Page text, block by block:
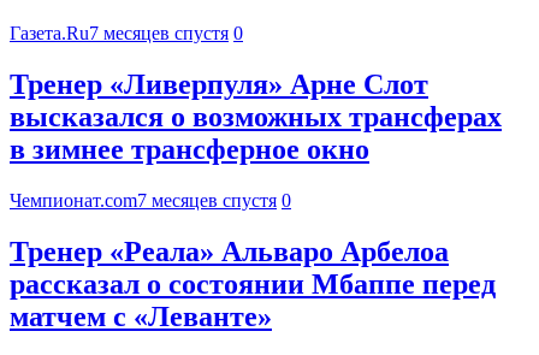
Газета.Ru7 месяцев спустя 0
Тренер «Ливерпуля» Арне Слот
высказался о возможных трансферах
в зимнее трансферное окно
Чемпионат.com7 месяцев спустя 0
Тренер «Реала» Альваро Арбелоа
рассказал о состоянии Мбаппе перед
матчем с «Леванте»